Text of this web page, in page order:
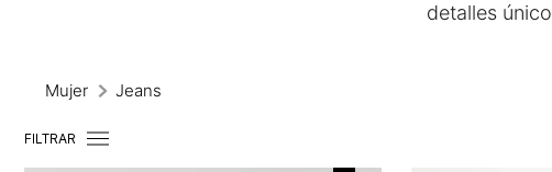
detalles
Mujer Jeans
FILTRAR